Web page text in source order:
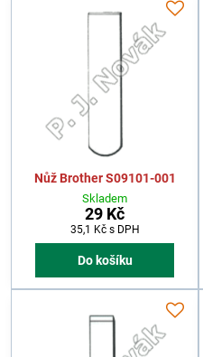
Nůž Brother S09101-001
Skladem
29 Kč
35,1 Kč s DPH
Do košíku